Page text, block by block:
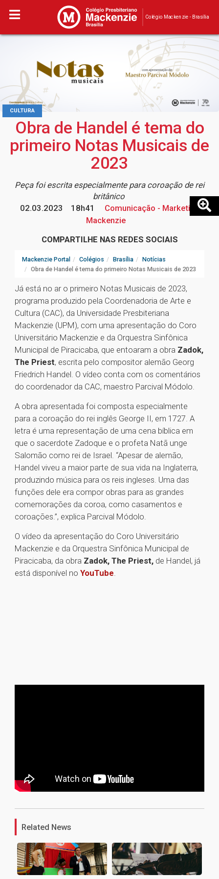
Colégio Mackenzie - Brasília
CULTURA
Obra de Handel é tema do
primeiro Notas Musicais de
2023
Peça foi escrita especialmente para coroação de rei
britânico
02.03.2023
18h41
Comunicação - Marketing
Mackenzie
COMPARTILHE NAS REDES SOCIAIS
Mackenzie Portal Colégios Brasília
Notícias
Obra de Handel é tema do primeiro Notas Musicais de 2023
Já está no ar o primeiro Notas Musicais de 2023,
programa produzido pela Coordenadoria de Arte e
Cultura (CAC), da Universidade Presbiteriana
Mackenzie (UPM), com uma apresentação do Coro
Universitário Mackenzie e da Orquestra Sinfônica
Municipal de Piracicaba, que entoaram a obra Zadok,
The Priest, escrita pelo compositor alemão Georg
Friedrich Handel. O vídeo conta com os comentários
do coordenador da CAC, maestro Parcival Módolo.
A obra apresentada foi composta especialmente
para a coroação do rei inglês George II, em 1727. A
letra é uma representação de uma cena bíblica em
que o sacerdote Zadoque e o profeta Natã unge
Salomão como rei de Israel. “Apesar de alemão,
Handel viveu a maior parte de sua vida na Inglaterra,
produzindo música para os reis ingleses. Uma das
funções dele era compor obras para as grandes
comemorações da coroa, como casamentos e
coroações.”, explica Parcival Módolo.
O vídeo da apresentação do Coro Universitário
Mackenzie e da Orquestra Sinfônica Municipal de
Piracicaba, da obra Zadok, The Priest, de Handel, já
está disponível no YouTube.
1
Related News